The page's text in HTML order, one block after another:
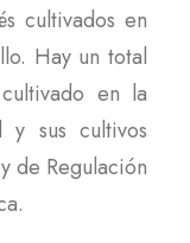
cultivados en
Hay un total
en la
sus cultivos
de Regulación